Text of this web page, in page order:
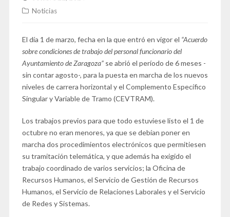
Noticias
El día 1 de marzo, fecha en la que entró en vigor el “Acuerdo
sobre condiciones de trabajo del personal funcionario del
Ayuntamiento de Zaragoza”se abrió el período de 6 meses -
sin contar agosto-, para la puesta en marcha de los nuevos
niveles de carrera horizontal y el Complemento Específico
Singular y Variable de Tramo (CEVTRAM).
Los trabajos previos para que todo estuviese listo el 1 de
octubre no eran menores, ya que se debían poner en
marcha dos procedimientos electrónicos que permitiesen
su tramitación telemática, y que además ha exigido el
trabajo coordinado de varios servicios; la Oficina de
Recursos Humanos, el Servicio de Gestión de Recursos
Humanos, el Servicio de Relaciones Laborales y el Servicio
de Redes y Sistemas.